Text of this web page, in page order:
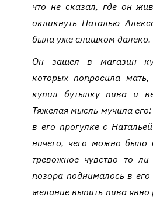
что не сказал, где он
окликнуть Наталью
была уже слишком далеко.
Он зашел в магазин
которых попросила
купил бутылку пива и
Тяжелая мысль мучила
в его прогулке с
ничего, чего можно было
тревожное чувство то
позора поднималось в его
желание выпить пива явно